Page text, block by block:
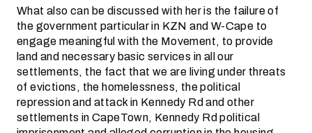
What also can be discussed with her is the failure of
the government particular in KZN and W-Cape to
engage meaningful with the Movement, to provide
land and necessary basic services in all our
settlements, the fact that we are living under threats
of evictions, the homelessness, the political
repression and attack in Kennedy Rd and other
settlements in CapeTown, Kennedy Rd political